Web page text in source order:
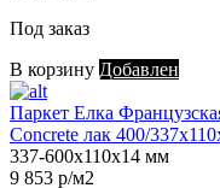
Под заказ
В корзину Добавлен
Паркет Елка
Concrete лак 400/
337-600х110х14 мм
9 853 р/м2